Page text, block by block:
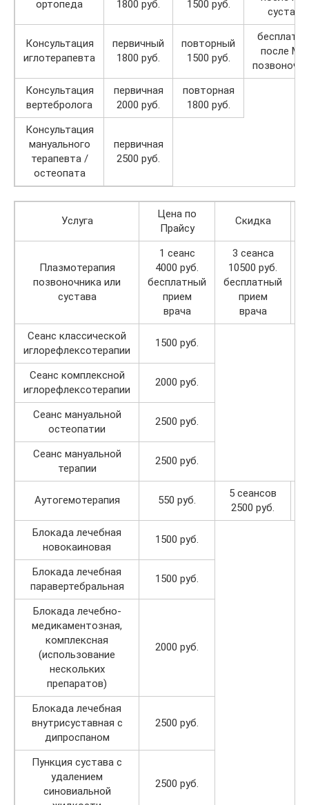
ортопеда
1800 руб.
1500 руб.
сустава
Консультация
иглотерапевта
первичный
1800 руб.
повторный
1500 руб.
после
Консультация
вертебролога
первичная
2000 руб.
повторная
1800 руб.
Консультация
мануального
терапевта /
остеопата
первичная
2500 руб.
Услуга
Цена по
Прайсу
Скидка
Плазмотерапия
позвоночника или
сустава
1 сеанс
4000 руб.
бесплатный
прием
врача
3 сеанса
10500 руб.
бесплатный
прием
врача
Сеанс классической
иглорефлексотерапии
1500 руб.
Сеанс комплексной
иглорефлексотерапии
2000 руб.
Сеанс мануальной
остеопатии
2500 руб.
Сеанс мануальной
терапии
2500 руб.
Аутогемотерапия 550 руб.
5 сеансов
2500 руб.
Блокада лечебная
новокаиновая
1500 руб.
Блокада лечебная
паравертебральная
1500 руб.
Блокада лечебно-
медикаментозная,
комплексная
(использование
нескольких
препаратов)
2000 руб.
Блокада лечебная
внутрисуставная с
дипроспаном
2500 руб.
Пункция сустава с
удалением
синовиальной
2500 руб.